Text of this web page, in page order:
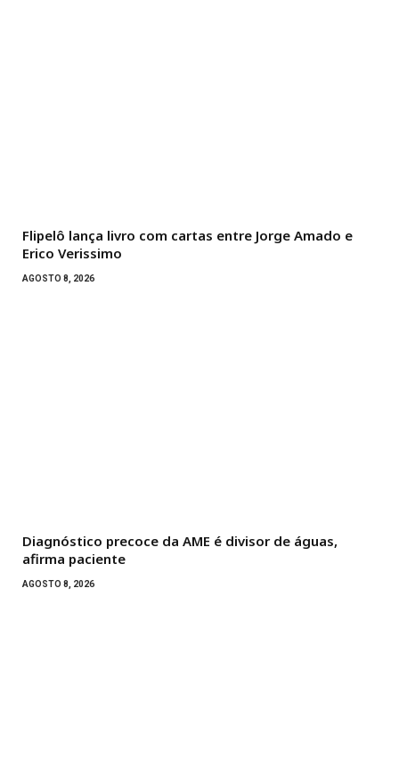
Flipelô lança livro com cartas entre Jorge Amado e
Erico Verissimo
AGOSTO 8, 2026
Diagnóstico precoce da AME é divisor de águas,
afirma paciente
AGOSTO 8, 2026